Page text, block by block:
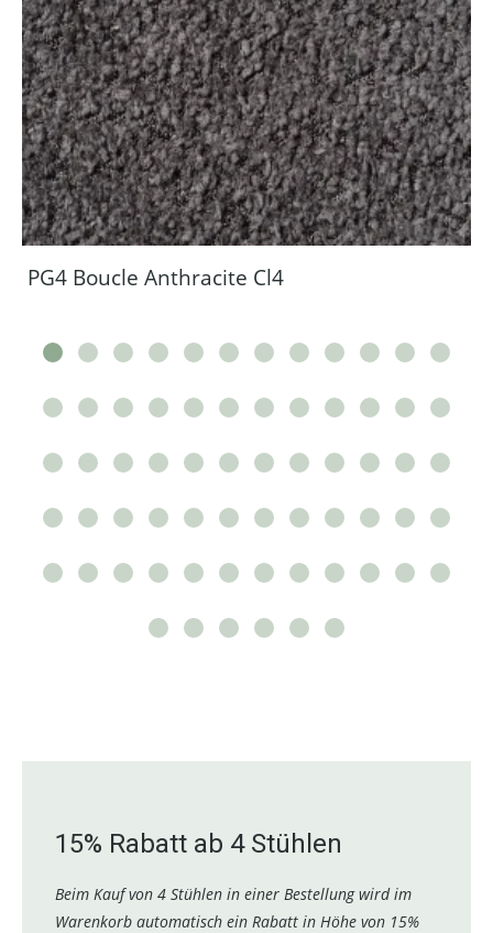
PG4 Boucle Anthracite Cl4
15% Rabatt ab 4 Stühlen
Beim Kauf von 4 Stühlen in einer Bestellung wird im
Warenkorb automatisch ein Rabatt in Höhe von 15%